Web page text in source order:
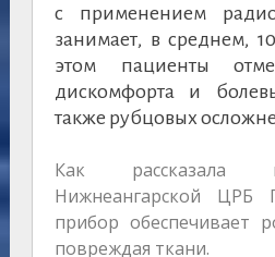
с применением
занимает, в среднем,
этом пациенты
дискомфорта и
также рубцовых
Как рассказала
Нижнеангарской ЦРБ
прибор обеспечивает
повреждая ткани.